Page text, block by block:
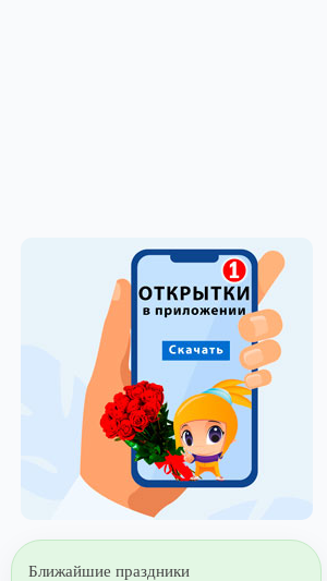
Ближайшие праздники